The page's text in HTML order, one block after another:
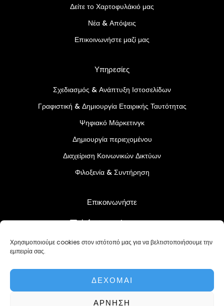
Χρησιμοποιούμε cookies στον ιστότοπό μας για να βελτιστοποιήσουμε την
εμπειρία σας.
ΔΈΧΟΜΑΙ
ΆΡΝΗΣΗ
Δείτε το Χαρτοφυλάκιό μας
Νέα & Απόψεις
Επικοινωνήστε μαζί μας
Υπηρεσίες
Σχεδιασμός & Ανάπτυξη Ιστοσελίδων
Γραφιστική & Δημιουργία Εταιρικής Ταυτότητας
Ψηφιακό Μάρκετινγκ
Δημιουργία περιεχομένου
Διαχείριση Κοινωνικών Δικτύων
Φιλοξενία & Συντήρηση
Επικοινωνήστε
info@createcy.com
+357 96 730883
Όροι και Προϋποθέσεις